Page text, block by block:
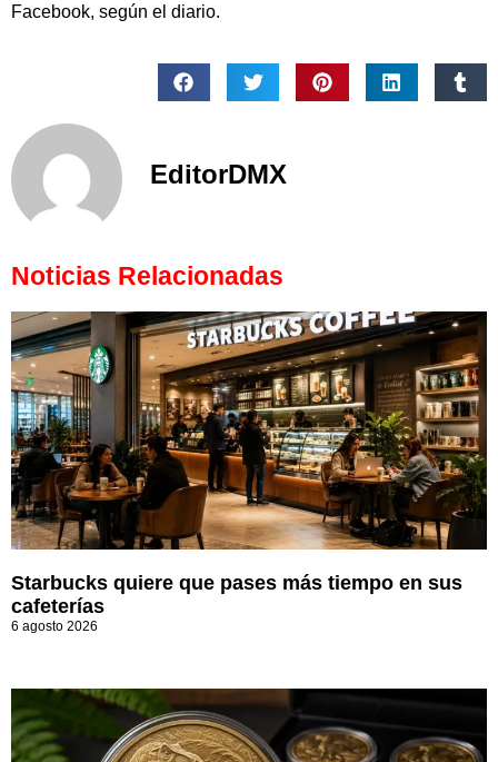
Facebook, según el diario.
EditorDMX
Noticias Relacionadas
Starbucks quiere que pases más tiempo en sus
cafeterías
6 agosto 2026